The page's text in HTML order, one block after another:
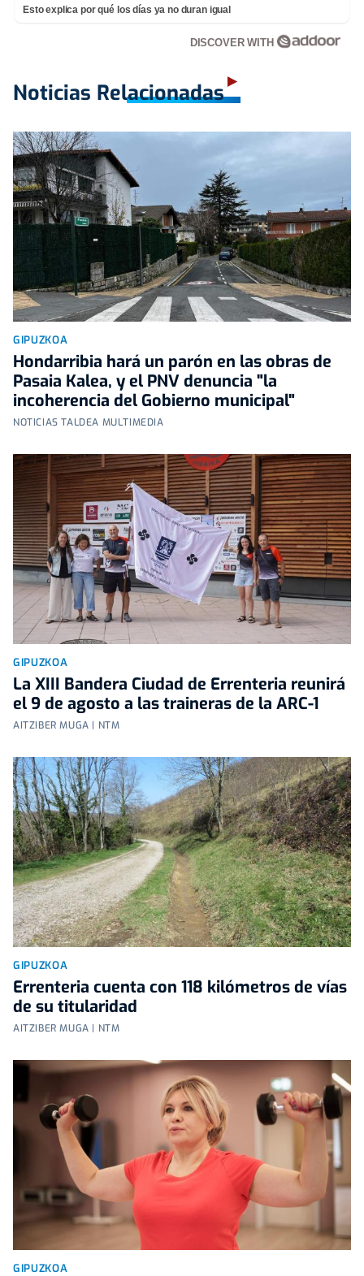
Esto explica por qué los días ya no duran igual
DISCOVER WITH
Noticias Relacionadas
GIPUZKOA
Hondarribia hará un parón en las obras de
Pasaia Kalea, y el PNV denuncia "la
incoherencia del Gobierno municipal"
NOTICIAS TALDEA MULTIMEDIA
GIPUZKOA
La XIII Bandera Ciudad de Errenteria reunirá
el 9 de agosto a las traineras de la ARC-1
AITZIBER MUGA | NTM
GIPUZKOA
Errenteria cuenta con 118 kilómetros de vías
de su titularidad
AITZIBER MUGA | NTM
GIPUZKOA